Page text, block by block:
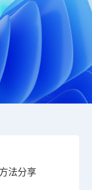
法分享